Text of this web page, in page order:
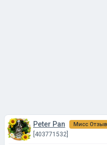
Peter Pan Мисс
[403771532]